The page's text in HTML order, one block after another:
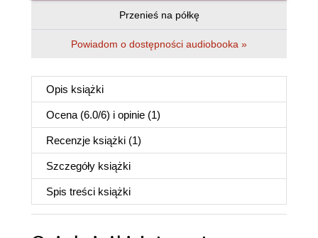
Przenieś na półkę
Powiadom o dostępności audiobooka »
Opis książki
Ocena (6.0/6) i opinie (1)
Recenzje książki (1)
Szczegóły książki
Spis treści książki